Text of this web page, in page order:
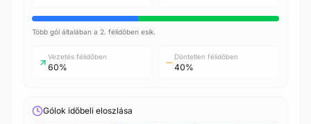
Több gól általában a 2. félidőben esik.
Vezetés félidőben
60%
Döntetlen félidőben
40%
Gólok időbeli eloszlása